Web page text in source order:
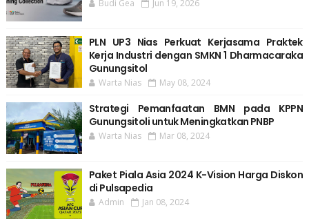
Budi Gea Jun 19, 2026
PLN UP3 Nias Perkuat Kerjasama Praktek
Kerja Industri dengan SMKN 1 Dharmacaraka
Gunungsitol
Warta Nias May 08, 2024
Strategi Pemanfaatan BMN pada KPPN
Gunungsitoli untuk Meningkatkan PNBP
Warta Nias Mar 08, 2024
Paket Piala Asia 2024 K-Vision Harga Diskon
di Pulsapedia
Admin Jan 08, 2024